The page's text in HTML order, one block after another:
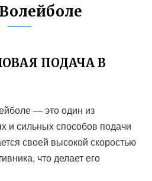
ПОДАЧА В
— это один из
и сильных способов подачи
своей высокой скоростью
что делает его